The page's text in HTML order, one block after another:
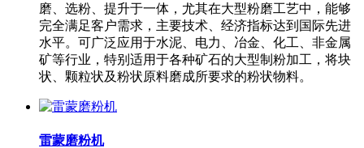
磨、选粉、提升于一体，尤其在大型粉磨工艺中，能够
完全满足客户需求，主要技术、经济指标达到国际先进
水平。可广泛应用于水泥、电力、冶金、化工、非金属
矿等行业，特别适用于各种矿石的大型制粉加工，将块
状、颗粒状及粉状原料磨成所要求的粉状物料。
雷蒙磨粉机